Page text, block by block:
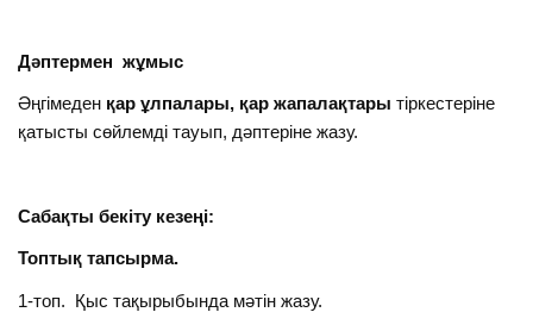
Дәптермен жұмыс
Әңгімеден қар ұлпалары, қар жапалақтары тіркестеріне
қатысты сөйлемді тауып, дәптеріне жазу.
Сабақты бекіту кезеңі:
Топтық тапсырма.
1-топ. Қыс тақырыбында мәтін жазу.